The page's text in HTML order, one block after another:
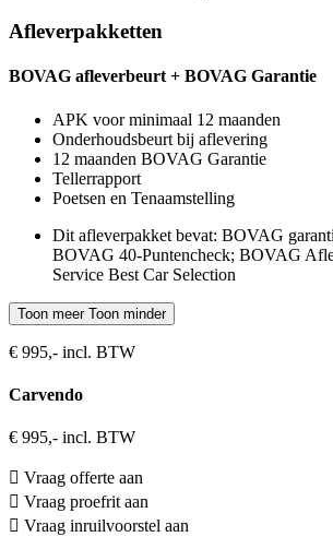
Afleverpakketten
BOVAG afleverbeurt + BOVAG Garantie
APK voor minimaal 12 maanden
Onderhoudsbeurt bij aflevering
12 maanden BOVAG Garantie
Tellerrapport
Poetsen en Tenaamstelling
Dit afleverpakket bevat: BOVAG
BOVAG 40-Puntencheck; BOVAG
Service Best Car Selection
Toon meer Toon minder
€ 995,- incl. BTW
Carvendo
€ 995,- incl. BTW
Vraag offerte aan
Vraag proefrit aan
Vraag inruilvoorstel aan